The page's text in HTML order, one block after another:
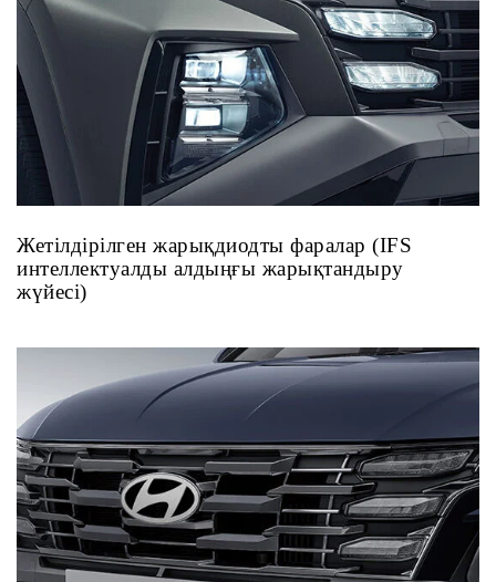
Жетілдірілген жарықдиодты фаралар (IFS
интеллектуалды алдыңғы жарықтандыру
жүйесі)